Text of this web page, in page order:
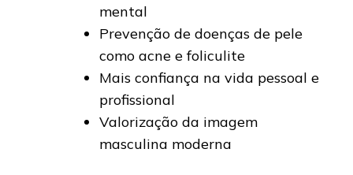
mental
Prevenção de doenças de pele
como acne e foliculite
Mais confiança na vida pessoal e
profissional
Valorização da imagem
masculina moderna